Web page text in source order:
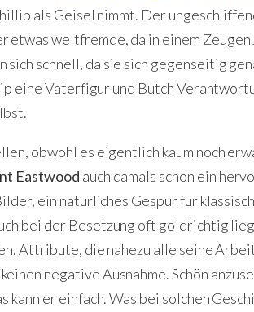
als Geisel nimmt. Der
etwas weltfremde, da in einem
sich schnell, da sie sich gegenseitig
eine Vaterfigur und Butch
obwohl es eigentlich kaum noch
Eastwood auch damals schon ein
ein natürliches Gespür für
bei der Besetzung oft goldrichtig
Attribute, die nahezu alle seine
keinen negative Ausnahme. Schön
kann er einfach. Was bei solchen